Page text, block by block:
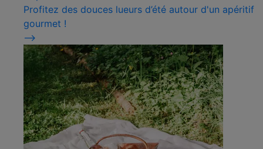
Profitez des douces lueurs d’été autour d'un apéritif
gourmet !
⟶